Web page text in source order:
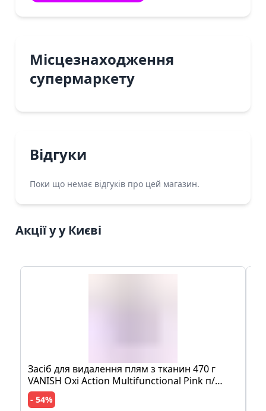
Місцезнаходження
супермаркету
Відгуки
Поки що немає відгуків про цей магазин.
Акції у у Києві
Засіб для видалення плям з тканин 470 г
VANISH Oxi Action Multifunctional Pink п/
банка
- 54%